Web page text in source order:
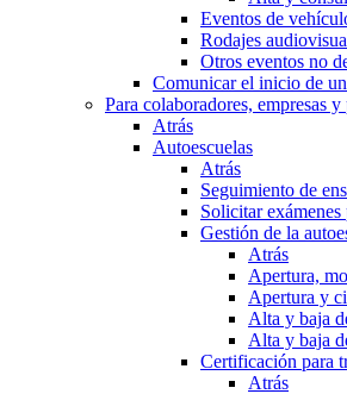
Eventos de
Rodajes
Otros eventos no
Comunicar el inicio de
Para colaboradores, empresas
Atrás
Autoescuelas
Atrás
Seguimiento de
Solicitar exámenes
Gestión de la
Atrás
Apertura,
Apertura y
Alta y baja
Alta y baja
Certificación para
Atrás